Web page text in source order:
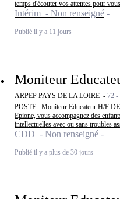
temps d'écouter vos attentes pour
Intérim - Non renseigné
Publié il y a 11 jours
Moniteur
ARPEP PAYS DE LA LOIRE - 72
POSTE : Moniteur Educateur H/F
Epione, vous accompagnez des
intellectuelles avec ou sans troubles
CDD - Non renseigné
Publié il y a plus de 30 jours